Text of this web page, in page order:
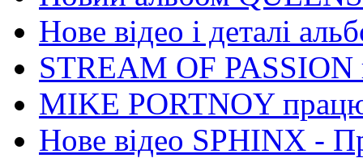
Нове відео і деталі
STREAM OF PASSION
MIKE PORTNOY
Нове відео SPHINX -